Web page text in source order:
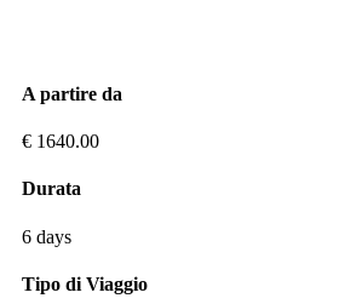
A partire da
€ 1640.00
Durata
6 days
Tipo di Viaggio